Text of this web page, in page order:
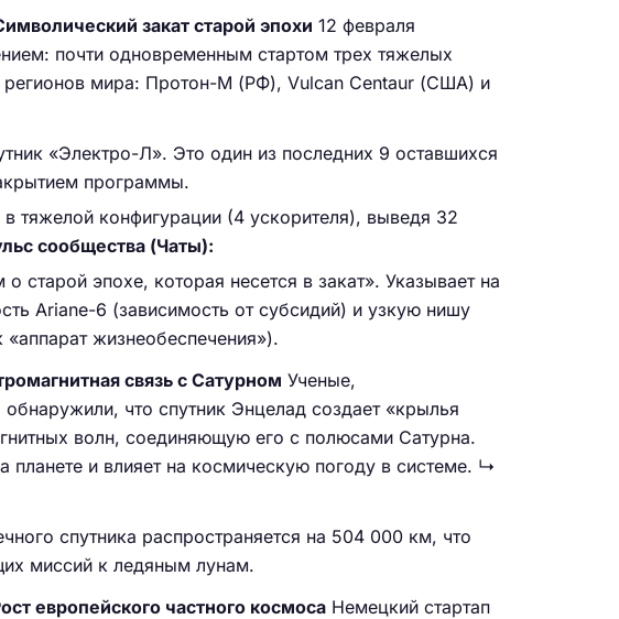
закат старой эпохи 12 февраля
почти одновременным стартом трех тяжелых
регионов мира: Протон-М (РФ), Vulcan Centaur (США) и
«Электро-Л». Это один из последних 9 оставшихся
программы.
в тяжелой конфигурации (4 ускорителя), выведя 32
сообщества (Чаты):
старой эпохе, которая несется в закат». Указывает на
Ariane-6 (зависимость от субсидий) и узкую нишу
жизнеобеспечения»).
связь с Сатурном Ученые,
что спутник Энцелад создает «крылья
волн, соединяющую его с полюсами Сатурна.
планете и влияет на космическую погоду в системе. ↳
спутника распространяется на 504 000 км, что
миссий к ледяным лунам.
европейского частного космоса Немецкий стартап